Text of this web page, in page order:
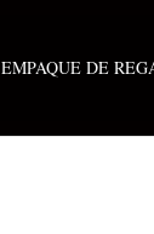
EMPAQUE DE